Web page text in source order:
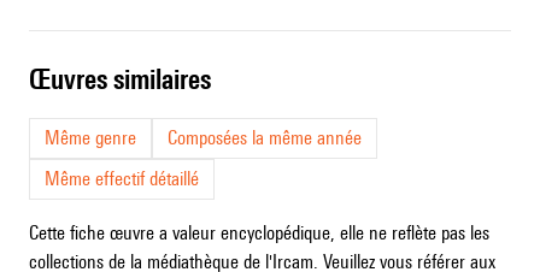
œuvres similaires
Même genre
Composées la même année
Même effectif détaillé
Cette fiche œuvre a valeur encyclopédique, elle ne reflète pas les
collections de la médiathèque de l'Ircam. Veuillez vous référer aux